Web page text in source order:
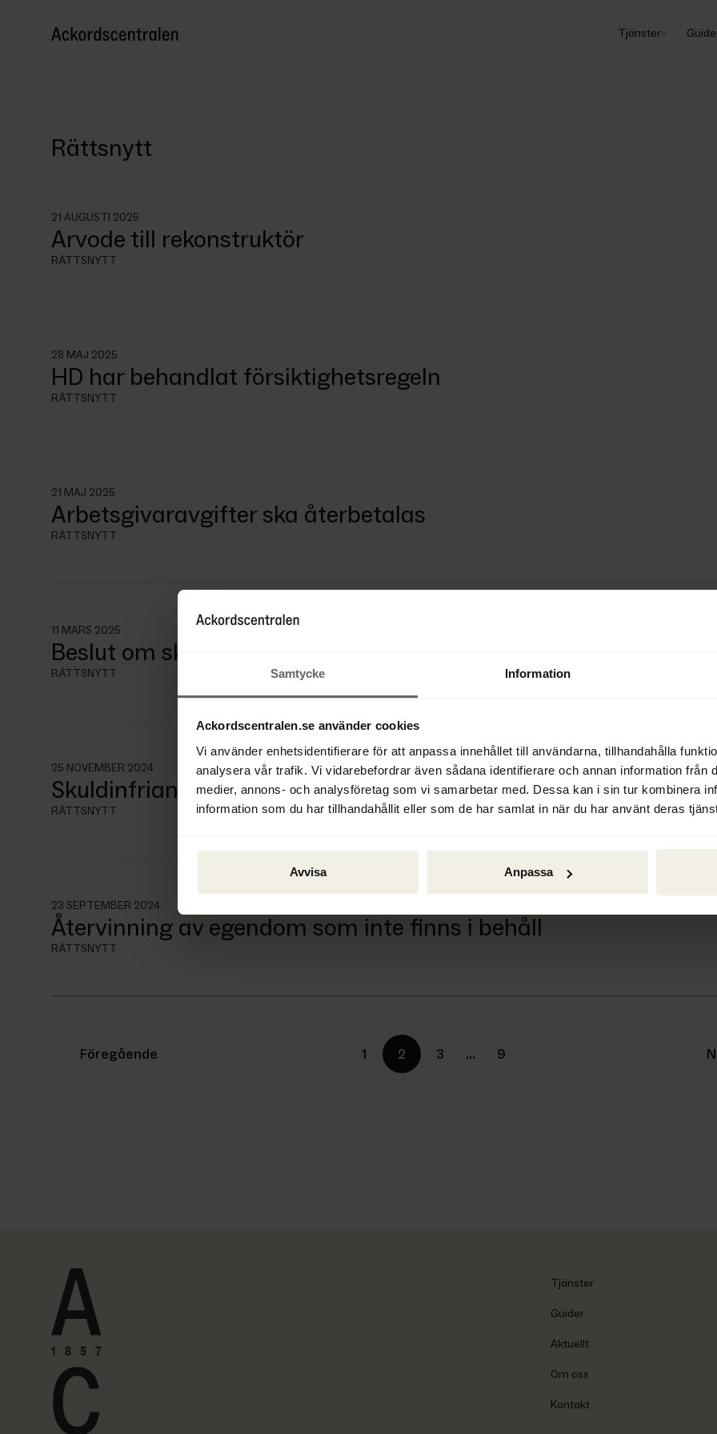
Samtycke Information
Ackordscentralen.se använder cookies
Vi använder enhetsidentifierare för att anpassa innehållet till användarna, tillhandahålla
analysera vår trafik. Vi vidarebefordrar även sådana identifierare och annan information från
medier, annons- och analysföretag som vi samarbetar med. Dessa kan i sin tur kombinera
information som du har tillhandahållit eller som de har samlat in när du har använt deras
Avvisa Anpassa
Tjänster
Rättsnytt
21 AUGUSTI 2025
Arvode till rekonstruktör
RÄTTSNYTT
28 MAJ 2025
HD har behandlat försiktighetsregeln
RÄTTSNYTT
21 MAJ 2025
Arbetsgivaravgifter ska återbetalas
RÄTTSNYTT
11 MARS 2025
Beslut om skattetillägg
RÄTTSNYTT
25 NOVEMBER 2024
Skuldinfriande till förmån för en tredje man
RÄTTSNYTT
23 SEPTEMBER 2024
Återvinning av egendom som inte finns i behåll
RÄTTSNYTT
Föregående 1 2 3 … 9
Tjänster
Guider
Aktuellt
Om oss
Kontakt